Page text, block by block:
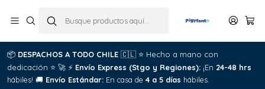
📦 DESPACHOS A TODO CHILE 🇨🇱 ⭐ Hecho a mano con
dedicación ⭐ 🚀 ⚡ Envío Express (Stgo y Regiones): ¡En 24-48 hrs
hábiles! 🚚 Envío Estándar: En casa de 4 a 5 días hábiles.